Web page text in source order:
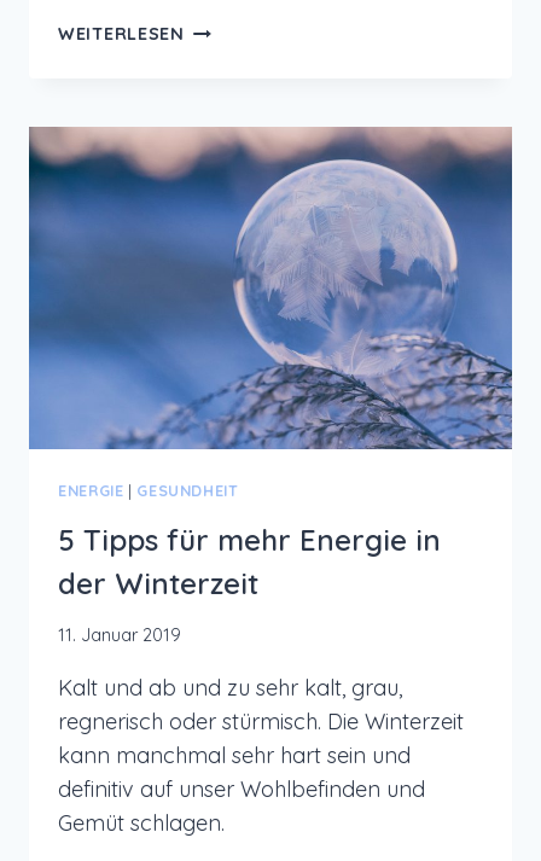
WEITERLESEN ENTSPANNENDES
ENERGIE | GESUNDHEIT
5 Tipps für mehr Energie in
der Winterzeit
11. Januar 2019
Kalt und ab und zu sehr kalt, grau,
regnerisch oder stürmisch. Die Winterzeit
kann manchmal sehr hart sein und
definitiv auf unser Wohlbefinden und
Gemüt schlagen.